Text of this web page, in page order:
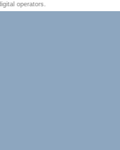
operators.